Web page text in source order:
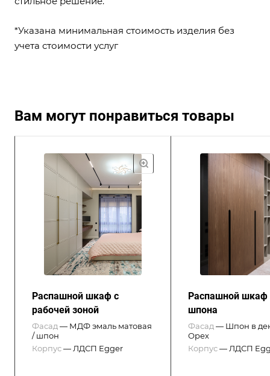
*Указана минимальная стоимость изделия без
учета стоимости услуг
Вам могут понравиться товары
Распашной шкаф с
рабочей зоной
Фасад — МДФ эмаль матовая
/ шпон
Корпус— ЛДСП Egger
Распашной шкаф
шпона
Фасад — Шпон в
Орех
Корпус— ЛДСП